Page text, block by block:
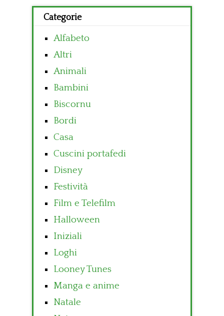
Categorie
Alfabeto
Altri
Animali
Bambini
Biscornu
Bordi
Casa
Cuscini portafedi
Disney
Festività
Film e Telefilm
Halloween
Iniziali
Loghi
Looney Tunes
Manga e anime
Natale